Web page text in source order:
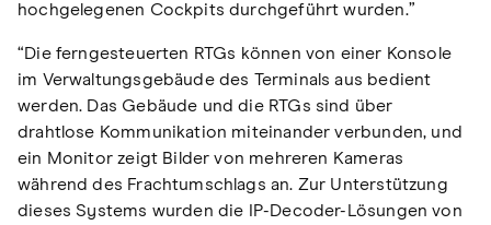
hochgelegenen Cockpits durchgeführt wurden.”
“Die ferngesteuerten RTGs können von einer Konsole
im Verwaltungsgebäude des Terminals aus bedient
werden. Das Gebäude und die RTGs sind über
drahtlose Kommunikation miteinander verbunden, und
ein Monitor zeigt Bilder von mehreren Kameras
während des Frachtumschlags an. Zur Unterstützung
dieses Systems wurden die IP-Decoder-Lösungen von